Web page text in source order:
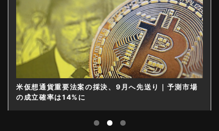
仮想通貨は購入後すぐ送れなくなる？金融庁が出庫制
限を要請